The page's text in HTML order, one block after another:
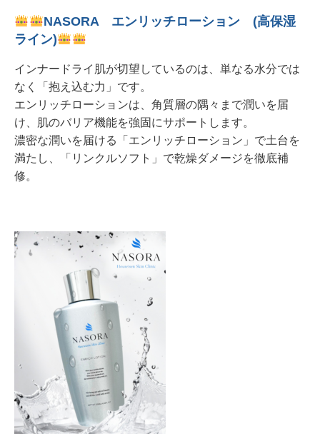
NASORA エンリッチローション (高保湿
ライン)
インナードライ肌が切望しているのは、単なる水分では
なく「抱え込む力」です。
エンリッチローションは、角質層の隅々まで潤いを届
け、肌のバリア機能を強固にサポートします。
濃密な潤いを届ける「エンリッチローション」で土台を
満たし、「リンクルソフト」で乾燥ダメージを徹底補
修。